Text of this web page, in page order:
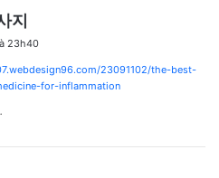
지
t
:
23h40
23091102/the-best-
for-inflammation